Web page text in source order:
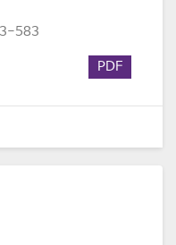
583
PDF